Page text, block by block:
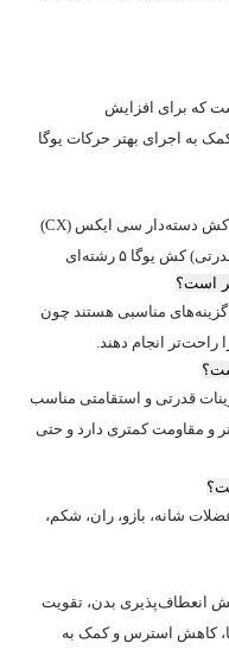
که برای افزایش
به اجرای بهتر حرکات یوگا
کش‌های یوگا مدل‌های مختلفی دارند از جمله: کش دسته‌دار سی ایکس (CX)
یوگا ۵ رشته‌ای
مناسبی هستند چون
انجام دهند.
قدرتی و استقامتی مناسب
و مقاومت کمتری دارد و حتی
شانه، بازو، ران، شکم،
انعطاف‌پذیری بدن، تقویت
کاهش استرس و کمک به